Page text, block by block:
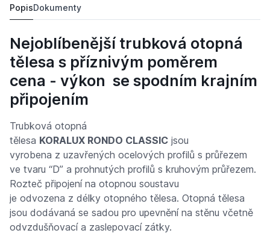
PopisDokumenty
Nejoblíbenější trubková otopná
tělesa s příznivým poměrem
cena - výkon se spodním krajním
připojením
Trubková otopná
tělesa KORALUX RONDO CLASSIC jsou
vyrobena z uzavřených ocelových profilů s průřezem
ve tvaru “D” a prohnutých profilů s kruhovým průřezem.
Rozteč připojení na otopnou soustavu
je odvozena z délky otopného tělesa. Otopná tělesa
jsou dodávaná se sadou pro upevnění na stěnu včetně
odvzdušňovací a zaslepovací zátky.